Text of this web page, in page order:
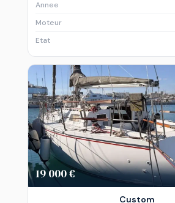
Annee
Moteur
Etat
19 000 €
Custom